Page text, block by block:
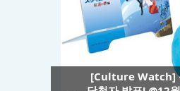
[Culture Watch]